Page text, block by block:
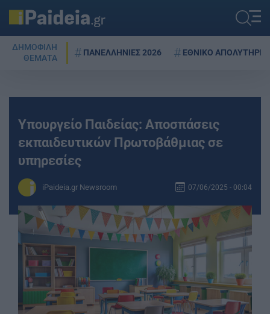
ΔΗΜΟΦΙΛΗ
ΘΕΜΑΤΑ
ΠΑΝΕΛΛΗΝΙΕΣ 2026 ΕΘΝΙΚΟ ΑΠΟΛΥΤΗΡΙΟ
Υπουργείο Παιδείας: Αποσπάσεις
εκπαιδευτικών Πρωτοβάθμιας σε
υπηρεσίες
iPaideia.gr Newsroom 07/06/2025 - 00:04